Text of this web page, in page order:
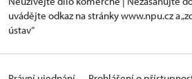
uvádějte odkaz na stránky www.npu.cz a
ústav“